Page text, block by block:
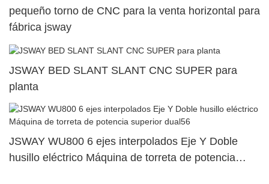
pequeño torno de CNC para la venta horizontal para
fábrica jsway
JSWAY BED SLANT SLANT CNC SUPER para
planta
JSWAY WU800 6 ejes interpolados Eje Y Doble
husillo eléctrico Máquina de torreta de potencia